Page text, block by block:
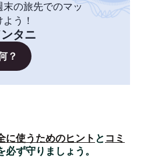
末の旅先でのマッ
う！
タニ
？
に使うためのヒント と コミ
必ず守りましょう。